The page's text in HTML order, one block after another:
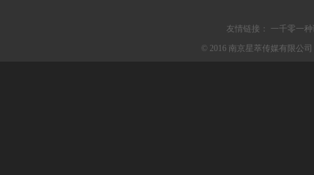
友情链接：
一千零一
© 2016 南京星萃传媒有限公司